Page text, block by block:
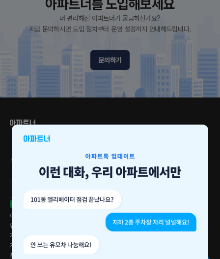
아파트너를 도입해보세요
더 편리해진 아파트너가 궁금하신가요?
지금 문의하시면 도입 절차부터 운영 설정까지 안내해드립니다.
문의하기
브랜드 고객충성도 1위
2022
소비자추천 브랜드 1위
이용약관
위치정보 이용약관
개인정보처리방침
게시글 운영정책
포인트 운영정책